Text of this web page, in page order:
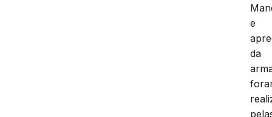
e
da